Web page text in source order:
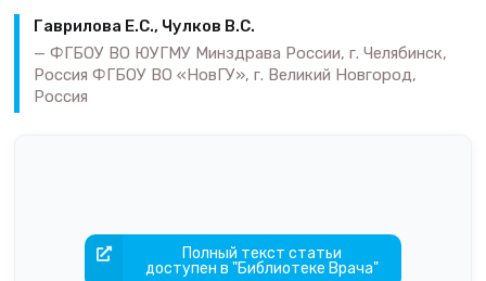
Гаврилова Е.С., Чулков В.С.
ФГБОУ ВО ЮУГМУ Минздрава России, г. Челябинск,
Россия ФГБОУ ВО «НовГУ», г. Великий Новгород,
Россия
Полный текст статьи
доступен в "Библиотеке Врача"